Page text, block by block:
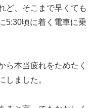
ど、そこまで早くても
5:30頃に着く電車に乗
ら本当疲れをためたく
しました。